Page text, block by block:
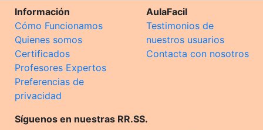
Información
Cómo Funcionamos
Quienes somos
Certificados
Profesores Expertos
Preferencias de
privacidad
AulaFacil
Testimonios de
nuestros usuarios
Contacta con nosotros
Síguenos en nuestras RR.SS.